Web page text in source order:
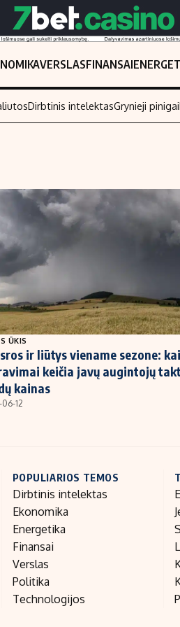
VERSLASFINANSAI
Investavimas
Akcijų rinka
Kriptovaliutos
Migracija
Dirbtinis intelektasGrynieji pinigai
ŪKIS
ir liūtys viename sezone:
keičia javų augintojų
kainas
12
POPULIARIOS TEMOS
Dirbtinis intelektas
Ekonomika
Energetika
Finansai
Verslas
Politika
Technologijos